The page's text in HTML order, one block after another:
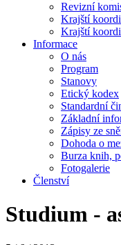
Revizní
Krajští
Krajští
Informace
O nás
Program
Stanovy
Etický kodex
Standardní
Základní
Zápisy ze
Dohoda o
Burza knih,
Fotogalerie
Členství
Studium -